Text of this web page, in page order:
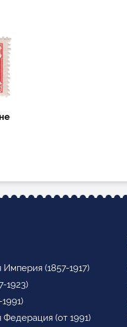
Империя (1857-1917)
1923)
Федерация (от 1991)